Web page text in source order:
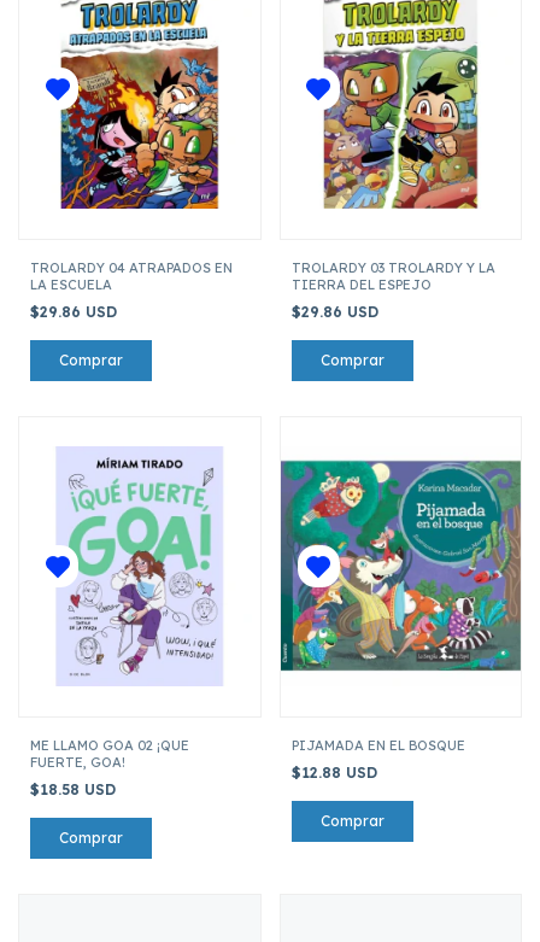
TROLARDY 04 ATRAPADOS EN
LA ESCUELA
$29.86 USD
TROLARDY 03 TROLARDY Y LA
TIERRA DEL ESPEJO
$29.86 USD
ME LLAMO GOA 02 ¡QUE
FUERTE, GOA!
$18.58 USD
PIJAMADA EN EL BOSQUE
$12.88 USD